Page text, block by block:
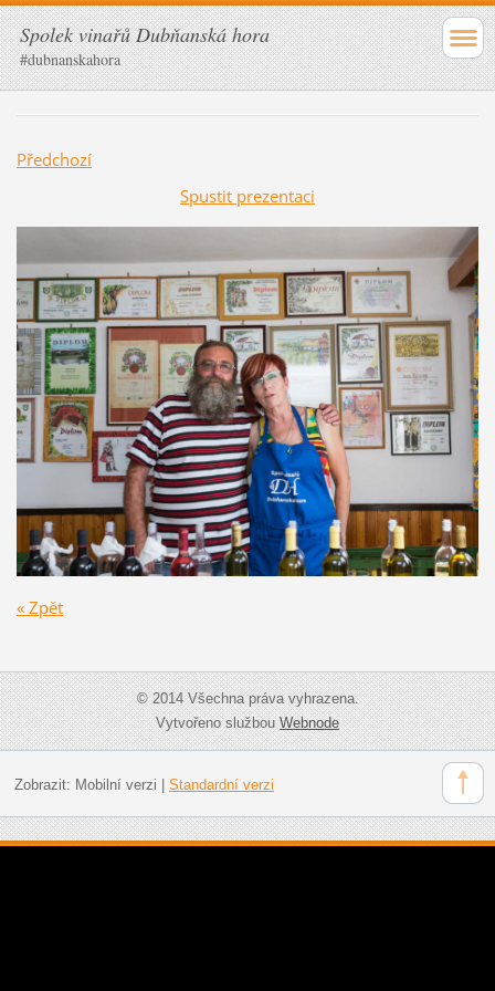
Spolek vinařů Dubňanská hora
#dubnanskahora
Předchozí
Spustit prezentaci
« Zpět
© 2014 Všechna práva vyhrazena.
Vytvořeno službouWebnode
Zobrazit: Mobilní verzi Standardní verzi